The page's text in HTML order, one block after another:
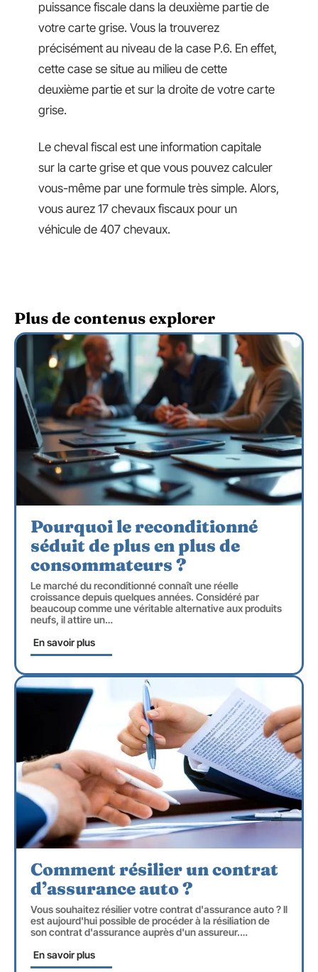
puissance fiscale dans la deuxième partie de
votre carte grise. Vous la trouverez
précisément au niveau de la case P.6. En effet,
cette case se situe au milieu de cette
deuxième partie et sur la droite de votre carte
grise.
Le cheval fiscal est une information capitale
sur la carte grise et que vous pouvez calculer
vous-même par une formule très simple. Alors,
vous aurez 17 chevaux fiscaux pour un
véhicule de 407 chevaux.
Plus de contenus explorer
Pourquoi le reconditionné
séduit de plus en plus de
consommateurs ?
Le marché du reconditionné connaît une réelle
croissance depuis quelques années. Considéré par
beaucoup comme une véritable alternative aux produits
neufs, il attire un…
En savoir plus
Comment résilier un contrat
d’assurance auto ?
Vous souhaitez résilier votre contrat d'assurance auto ? Il
est aujourd'hui possible de procéder à la résiliation de
son contrat d'assurance auprès d'un assureur.…
En savoir plus